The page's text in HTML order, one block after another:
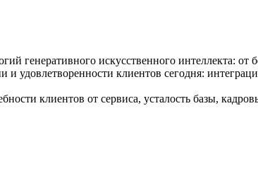
генеративного искусственного интеллекта: от
и удовлетворенности клиентов сегодня:
клиентов от сервиса, усталость базы,